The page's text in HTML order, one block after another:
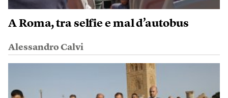
A Roma, tra selfie e mal d’autobus
Alessandro Calvi